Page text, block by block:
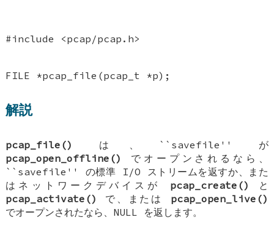
#include <pcap/pcap.h>
FILE *pcap_file(pcap_t *p);
解説
pcap_file()
は、``savefile'' が
pcap_open_offline()
でオープンされるなら、
``savefile'' の標準 I/O ストリームを返すか、また
はネットワークデバイスが pcap_create()
と
pcap_activate()
で、または pcap_open_live()
でオープンされたなら、NULL を返します。